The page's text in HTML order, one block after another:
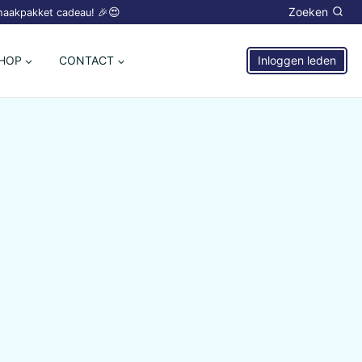
cadeau! 🎉😍 Zoeken
CONTACT Inloggen leden